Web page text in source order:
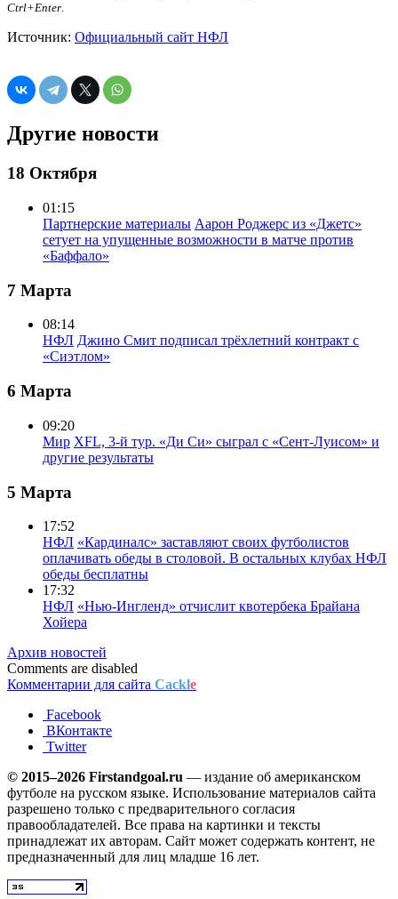
Ctrl+Enter.
Источник: Официальный сайт НФЛ
Другие новости
18 Октября
01:15
Партнерские материалы Аарон Роджерс из «Джетс»
сетует на упущенные возможности в матче против
«Баффало»
7 Марта
08:14
НФЛ Джино Смит подписал трёхлетний контракт с
«Сиэтлом»
6 Марта
09:20
Мир XFL, 3-й тур. «Ди Си» сыграл с «Сент-Луисом» и
другие результаты
5 Марта
17:52
НФЛ «Кардиналс» заставляют своих футболистов
оплачивать обеды в столовой. В остальных клубах НФЛ
обеды бесплатны
17:32
НФЛ «Нью-Ингленд» отчислит квотербека Брайана
Хойера
Архив новостей
Comments are disabled
Комментарии для сайта Cackle
Facebook
ВКонтакте
Twitter
© 2015–2026 Firstandgoal.ru — издание об американском
футболе на русском языке. Использование материалов cайта
разрешено только с предварительного согласия
правообладателей. Все права на картинки и тексты
принадлежат их авторам. Сайт может содержать контент, не
предназначенный для лиц младше 16 лет.